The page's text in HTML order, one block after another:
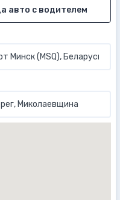
авто с водителем